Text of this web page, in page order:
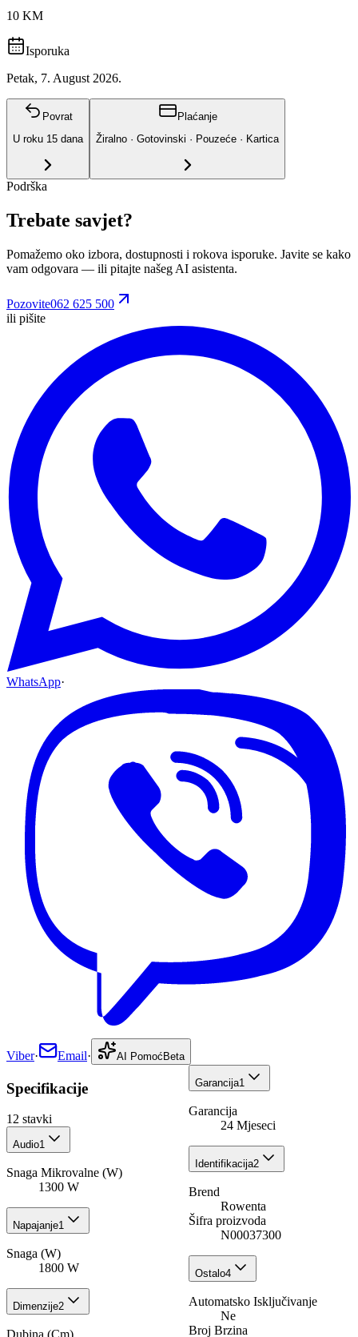
10 KM
Isporuka
Petak, 7. August 2026.
Povrat
U roku 15 dana
Plaćanje
Žiralno · Gotovinski · Pouzeće · Kartica
Podrška
Trebate savjet?
Pomažemo oko izbora, dostupnosti i rokova isporuke. Javite se kako
vam odgovara — ili pitajte našeg AI asistenta.
Pozovite062 625 500
ili pišite
WhatsApp·
Viber· Email· AI Pomoć Beta
Specifikacije
12 stavki
Audio1
Snaga Mikrovalne (W)
1300 W
Napajanje1
Snaga (W)
1800 W
Dimenzije2
Garancija1
Garancija
24 Mjeseci
Identifikacija2
Brend
Rowenta
Šifra proizvoda
N00037300
Ostalo4
Automatsko Isključivanje
Ne
Broj Brzina